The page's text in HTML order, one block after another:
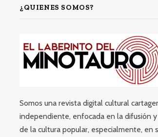
¿QUIENES SOMOS?
Somos una revista digital cultural
independiente, enfocada en la difusión y
de la cultura popular, especialmente, en